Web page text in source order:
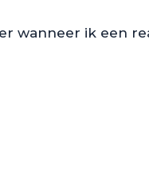
wanneer ik een